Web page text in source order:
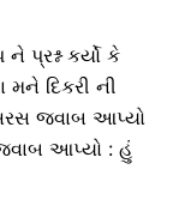
પ્રશ્ન કર્યો કે
દિકરી ની
જવાબ આપ્યો
આપ્યો : હું